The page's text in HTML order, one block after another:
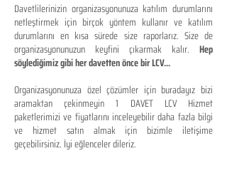
Davetlilerinizin organizasyonunuza katılım durumlarını
netleştirmek için birçok yöntem kullanır ve katılım
durumlarını en kısa sürede size raporlarız. Size de
organizasyonunuzun keyfini çıkarmak kalır. Hep
söylediğimiz gibi her davetten önce bir LCV...
Organizasyonunuza özel çözümler için buradayız bizi
aramaktan çekinmeyin 1 DAVET LCV Hizmet
paketlerimizi ve fiyatlarını inceleyebilir daha fazla bilgi
ve hizmet satın almak için bizimle iletişime
geçebilirsiniz. İyi eğlenceler dileriz.